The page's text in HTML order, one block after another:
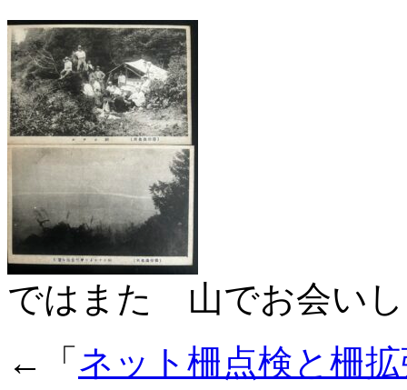
ではまた 山でお会い
←「 ネット柵点検と柵